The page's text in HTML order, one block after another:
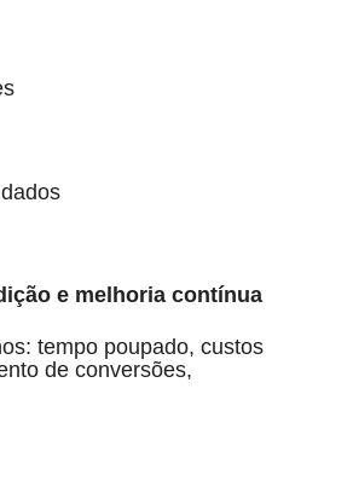
e melhoria contínua
tempo poupado, custos
de conversões,